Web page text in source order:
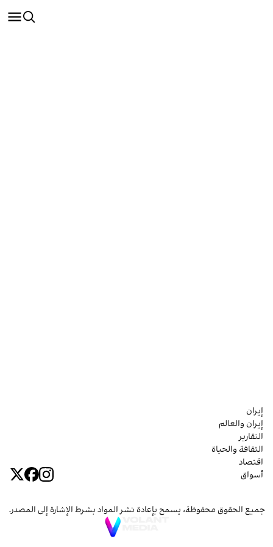
إيران
إيران والعالم
التقارير
الثقافة والحياة
اقتصاد
أسواق
جميع الحقوق محفوظة، يسمح بإعادة نشر المواد بشرط الإشارة إلى المصدر.